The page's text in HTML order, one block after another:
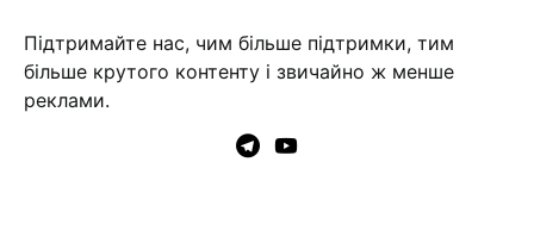
Підтримайте нас, чим більше підтримки, тим
більше крутого контенту і звичайно ж менше
реклами.